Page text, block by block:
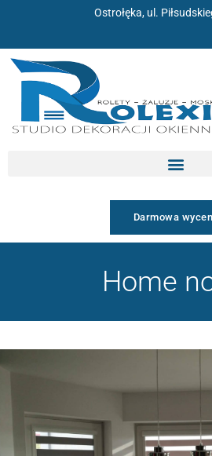
treści
Ostrołęka, ul.
Darmowa
Home